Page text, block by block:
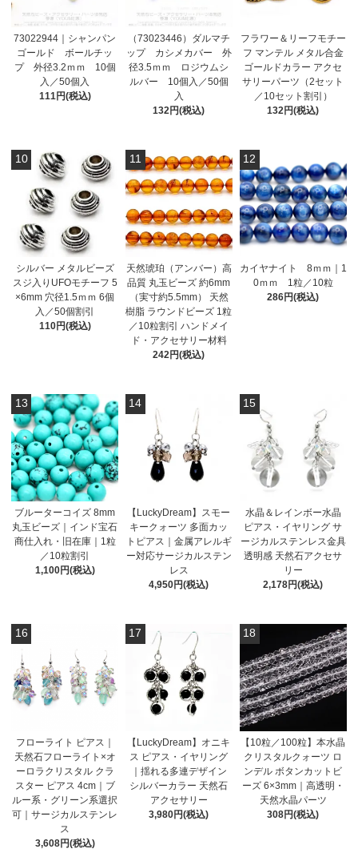
73022944｜シャンパン
ゴールド ボールチッ
プ 外径3.2ｍｍ 10個
入／50個入
111円(税込)
（73023446）ダルマチ
ップ カシメカバー 外
径3.5ｍｍ ロジウムシ
ルバー 10個入／50個
入
132円(税込)
フラワー＆リーフモチー
フ マンテル メタル合金
ゴールドカラー アクセ
サリーパーツ（2セット
／10セット割引）
132円(税込)
10
シルバー メタルビーズ
スジ入りUFOモチーフ 5
×6mm 穴径1.5ｍｍ 6個
入／50個割引
110円(税込)
11
天然琥珀（アンバー）高
品質 丸玉ビーズ 約6mm
（実寸約5.5mm） 天然
樹脂 ラウンドビーズ 1粒
／10粒割引 ハンドメイ
ド・アクセサリー材料
242円(税込)
12
カイヤナイト 8ｍｍ｜1
0ｍｍ 1粒／10粒
286円(税込)
13
ブルーターコイズ 8mm
丸玉ビーズ｜インド宝石
商仕入れ・旧在庫｜1粒
／10粒割引
1,100円(税込)
14
【LuckyDream】スモー
キークォーツ 多面カッ
トピアス｜金属アレルギ
ー対応サージカルステン
レス
4,950円(税込)
15
水晶＆レインボー水晶
ピアス・イヤリング サ
ージカルステンレス金具
透明感 天然石アクセサ
リー
2,178円(税込)
16
フローライト ピアス｜
天然石フローライト×オ
ーロラクリスタル クラ
スター ピアス 4cm｜ブ
ルー系・グリーン系選択
可｜サージカルステンレ
ス
3,608円(税込)
17
【LuckyDream】オニキ
ス ピアス・イヤリング
｜揺れる多連デザイン
シルバーカラー 天然石
アクセサリー
3,980円(税込)
18
【10粒／100粒】本水晶
クリスタルクォーツ ロ
ンデル ボタンカットビ
ーズ 6×3mm｜高透明・
天然水晶パーツ
308円(税込)